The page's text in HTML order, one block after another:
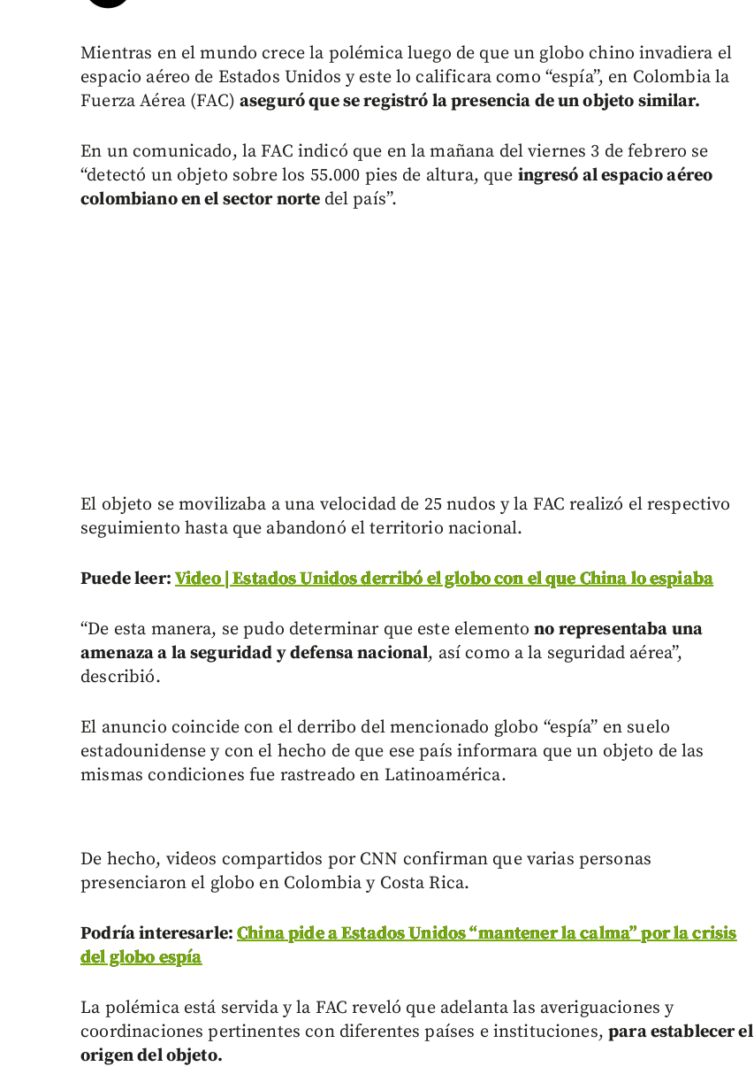
Mientras en el mundo crece la polémica luego de que un globo chino invadiera el
espacio aéreo de Estados Unidos y este lo calificara como “espía”, en Colombia la
Fuerza Aérea (FAC)aseguró que se registró la presencia de un objeto similar.
En un comunicado, la FAC indicó que en la mañana del viernes 3 de febrero se
“detectó un objeto sobre los 55.000 pies de altura, que ingresó al espacio aéreo
colombiano en el sector norte del país”.
El objeto se movilizaba a una velocidad de 25 nudos y la FAC realizó el respectivo
seguimiento hasta que abandonó el territorio nacional.
Puede leer: Video | Estados Unidos derribó el globo con el que China lo espiaba
“De esta manera, se pudo determinar que este elementono representaba una
amenaza a la seguridad y defensa nacional, así como a la seguridad aérea”,
describió.
El anuncio coincide con el derribo del mencionado globo “espía” en suelo
estadounidense y con el hecho de que ese país informara que un objeto de las
mismas condiciones fue rastreado en Latinoamérica.
De hecho, videos compartidos por CNN confirman que varias personas
presenciaron el globo en Colombia y Costa Rica.
Podría interesarle:China pide a Estados Unidos “mantener la calma” por la crisis
del globo espía
La polémica está servida y la FAC reveló que adelanta las averiguaciones y
coordinaciones pertinentes con diferentes países e instituciones,para establecer el
origen del objeto.